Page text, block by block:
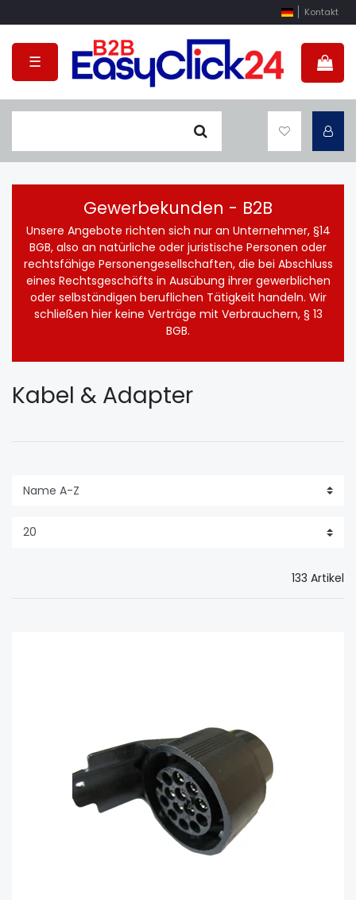
Kontakt
☰
Gewerbekunden - B2B
Unsere Angebote richten sich nur an Unternehmer, §14
BGB, also an natürliche oder juristische Personen oder
rechtsfähige Personengesellschaften, die bei Abschluss
eines Rechtsgeschäfts in Ausübung ihrer gewerblichen
oder selbständigen beruflichen Tätigkeit handeln. Wir
schließen hier keine Verträge mit Verbrauchern, § 13
BGB.
Kabel & Adapter
133 Artikel